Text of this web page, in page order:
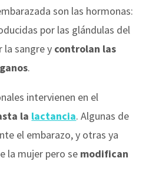
son las hormonas:
por las glándulas del
la sangre y controlan las
.
intervienen en el
la lactancia. Algunas de
el embarazo, y otras ya
la mujer pero se modifican